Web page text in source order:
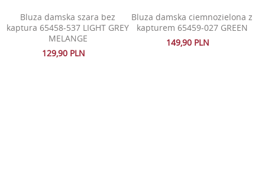
Bluza damska szara bez
kaptura 65458-537 LIGHT GREY
MELANGE
129,90 PLN
Bluza damska ciemnozielona z
kapturem 65459-027 GREEN
149,90 PLN